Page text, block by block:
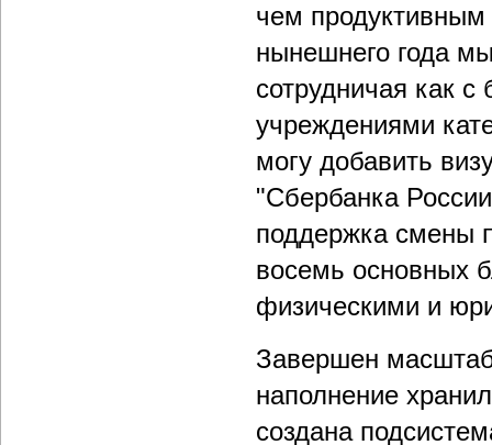
чем
нынешнего года
сотрудничая как
учреждениями
могу добавить
"Сбербанка
поддержка смены
восемь основных
физическими и
Завершен
наполнение
создана